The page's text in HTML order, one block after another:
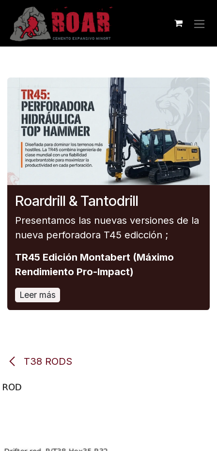
Ir al contenido
Roardrill & Tantodrill
Presentamos las nuevas versiones de la
nueva perforadora T45 edicción ;
TR45 Edición Montabert (Máximo
Rendimiento Pro-Impact)
Leer más
T38 RODS